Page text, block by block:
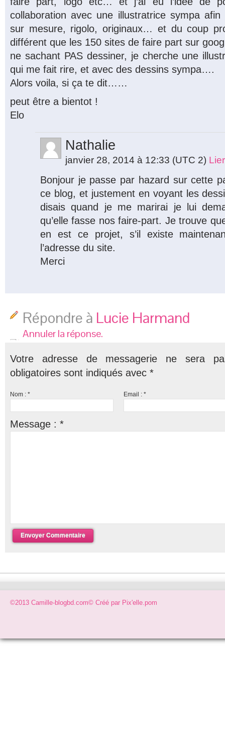
collaboration avec une illustratrice sympa
sur mesure, rigolo, originaux… et du coup
différent que les 150 sites de faire part sur
ne sachant PAS dessiner, je cherche une
qui me fait rire, et avec des dessins sympa….
Alors voila, si ça te dit……
peut être a bientot !
Elo
Nathalie
janvier 28, 2014 à 12:33 (UTC 2)
Bonjour je passe par hazard sur cette
ce blog, et justement en voyant les
disais quand je me marirai je lui
qu’elle fasse nos faire-part. Je trouve
en est ce projet, s’il existe
l’adresse du site.
Merci
Répondre à Lucie Harmand
Annuler la réponse.
Votre adresse de messagerie ne sera
obligatoires sont indiqués avec *
Nom : * Email : *
Message : *
©2013 Camille-blogbd.com© Créé par Pix'elle.pom